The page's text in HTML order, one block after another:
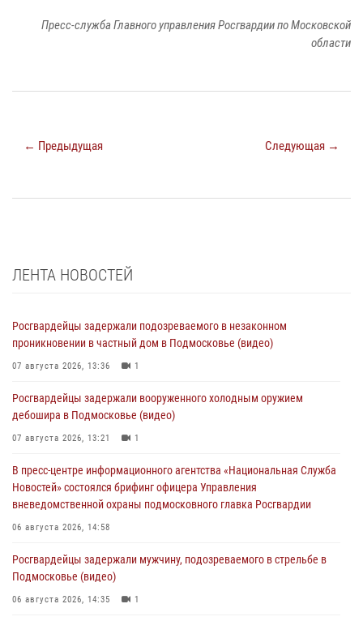
Пресс-служба Главного управления Росгвардии по Московской
области
← Предыдущая Следующая →
ЛЕНТА НОВОСТЕЙ
Росгвардейцы задержали подозреваемого в незаконном
проникновении в частный дом в Подмосковье (видео)
07 августа 2026, 13:36 1
Росгвардейцы задержали вооруженного холодным оружием
дебошира в Подмосковье (видео)
07 августа 2026, 13:21 1
В пресс-центре информационного агентства «Национальная Служба
Новостей» состоялся брифинг офицера Управления
вневедомственной охраны подмосковного главка Росгвардии
06 августа 2026, 14:58
Росгвардейцы задержали мужчину, подозреваемого в стрельбе в
Подмосковье (видео)
06 августа 2026, 14:35 1